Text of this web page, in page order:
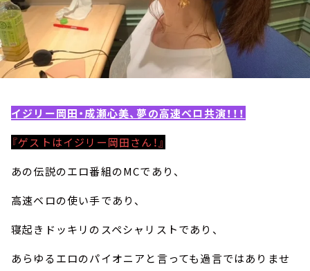
イジリー岡田・成瀬心美、夢の高速ベロ共演！！！
『ゲストはイジリー岡田さん！』
あの伝説のエロ番組のMCであり、
高速ベロの使い手であり、
寝起きドッキリのスペシャリストであり、
あらゆるエロのパイオニアと言っても過言ではありませ